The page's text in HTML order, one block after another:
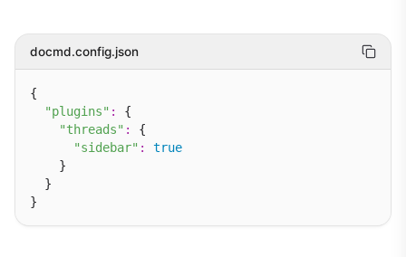
docmd.config.json
{
"plugins" :
{
"threads" :
{
"sidebar" :
true
    }
  }